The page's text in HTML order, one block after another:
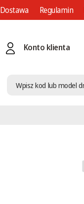
Dostawa Regulamin
Konto klienta